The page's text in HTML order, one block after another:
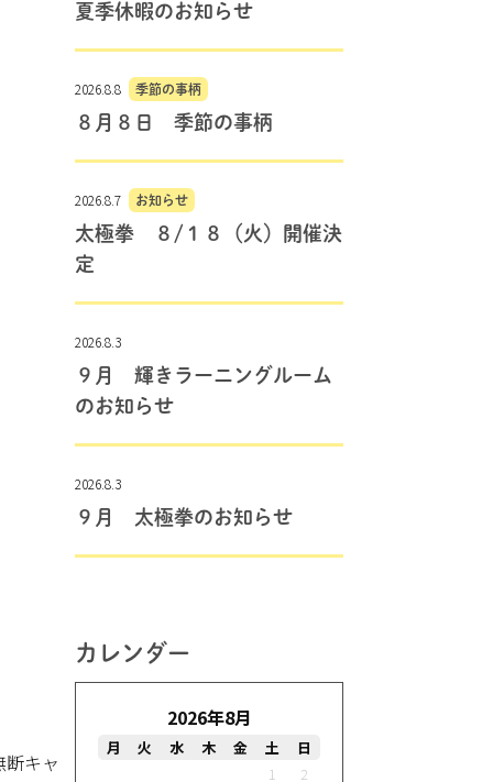
キャ
夏季休暇のお知らせ
2026.8.8 季節の事柄
８月８日 季節の事柄
2026.8.7 お知らせ
太極拳 ８/１８（火）開催決
定
2026.8.3
９月 輝きラーニングルーム
のお知らせ
2026.8.3
９月 太極拳のお知らせ
カレンダー
2026年8月
月 火 水 木 金 土
日
1
2